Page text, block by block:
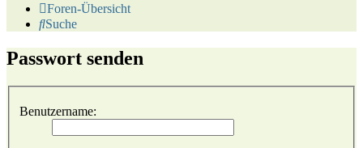
Foren-Übersicht
Suche
Passwort senden
Benutzername: